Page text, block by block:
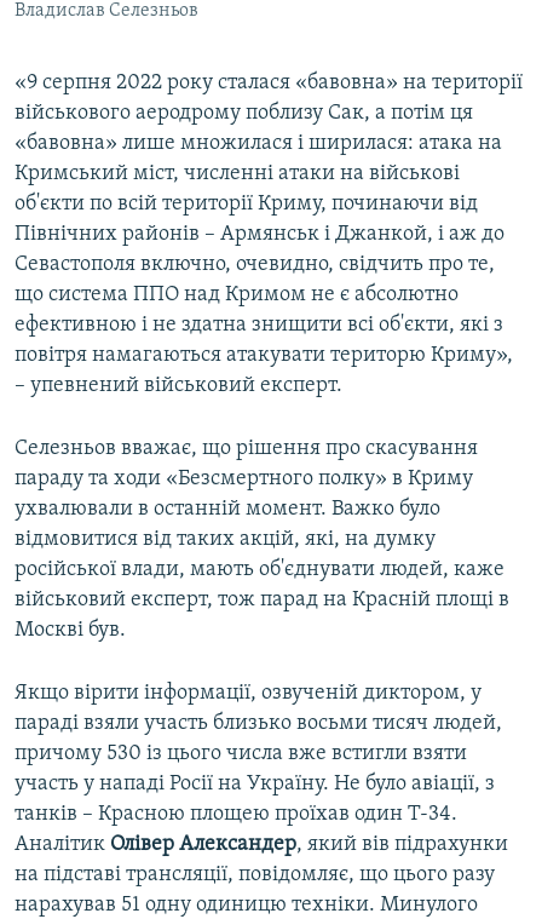
Владислав Селезньов
«9 серпня 2022 року сталася «бавовна» на території
військового аеродрому поблизу Сак, а потім ця
«бавовна» лише множилася і ширилася: атака на
Кримський міст, численні атаки на військові
об'єкти по всій території Криму, починаючи від
Північних районів – Армянськ і Джанкой, і аж до
Севастополя включно, очевидно, свідчить про те,
що система ППО над Кримом не є абсолютно
ефективною і не здатна знищити всі об'єкти, які з
повітря намагаються атакувати територю Криму»,
– упевнений військовий експерт.
Селезньов вважає, що рішення про скасування
параду та ходи «Безсмертного полку» в Криму
ухвалювали в останній момент. Важко було
відмовитися від таких акцій, які, на думку
російської влади, мають об'єднувати людей, каже
військовий експерт, тож парад на Красній площі в
Москві був.
Якщо вірити інформації, озвученій диктором, у
параді взяли участь близько восьми тисяч людей,
причому 530 із цього числа вже встигли взяти
участь у нападі Росії на Україну. Не було авіації, з
танків – Красною площею проїхав один Т-34.
Аналітик Олівер Александер, який вів підрахунки
на підставі трансляції, повідомляє, що цього разу
нарахував 51 одну одиницю техніки. Минулого